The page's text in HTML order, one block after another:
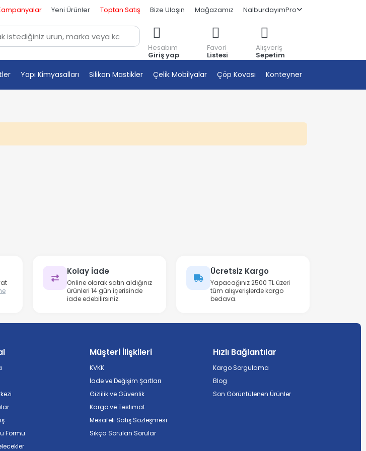
Yeni Ürünler Toptan Satış Bize Ulaşın Mağazamız NalburdayımPro
Hesabım
Giriş yap
Favori
Listesi
Alışveriş
Sepetim
Yapı Kimyasalları Silikon Mastikler Çelik Mobilyalar Çöp Kovası Konteyner
Kolay İade
Online olarak satın aldığınız
ürünleri 14 gün içerisinde
iade edebilirsiniz.
Ücretsiz Kargo
Yapacağınız 2500 TL üzeri
tüm alışverişlerde kargo
bedava.
Formu
Müşteri İlişkileri
KVKK
İade ve Değişim Şartları
Gizlilik ve Güvenlik
Kargo ve Teslimat
Mesafeli Satış Sözleşmesi
Sıkça Sorulan Sorular
Hızlı Bağlantılar
Kargo Sorgulama
Blog
Son Görüntülenen Ürünler